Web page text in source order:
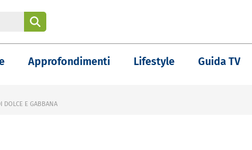
Approfondimenti Lifestyle Guida TV
DOLCE E GABBANA